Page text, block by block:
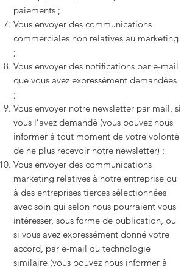
paiements ;
Vous envoyer des communications
commerciales non relatives au marketing
;
Vous envoyer des notifications par e-mail
que vous avez expressément demandées
;
Vous envoyer notre newsletter par mail, si
vous l’avez demandé (vous pouvez nous
informer à tout moment de votre volonté
de ne plus recevoir notre newsletter) ;
Vous envoyer des communications
marketing relatives à notre entreprise ou
à des entreprises tierces sélectionnées
avec soin qui selon nous pourraient vous
intéresser, sous forme de publication, ou
si vous avez expressément donné votre
accord, par e-mail ou technologie
similaire (vous pouvez nous informer à